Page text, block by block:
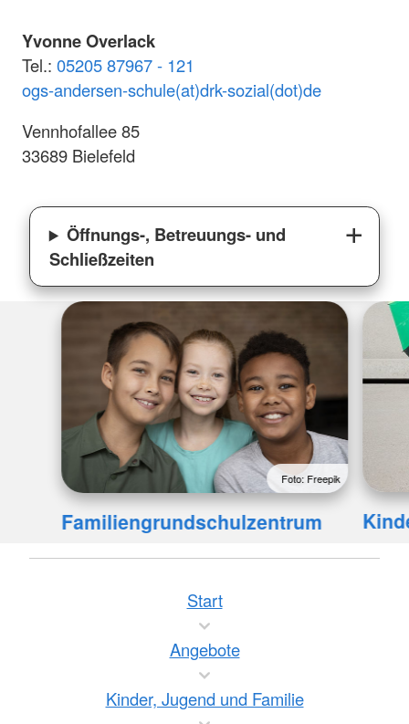
Yvonne Overlack
Tel.: 05205 87967 - 121
ogs-andersen-schule(at)drk-sozial(dot)de
Vennhofallee 85
33689 Bielefeld
Öffnungs-, Betreuungs- und
Schließzeiten
Foto: Freepik
Familiengrundschulzentrum
Start
Angebote
Kinder, Jugend und Familie